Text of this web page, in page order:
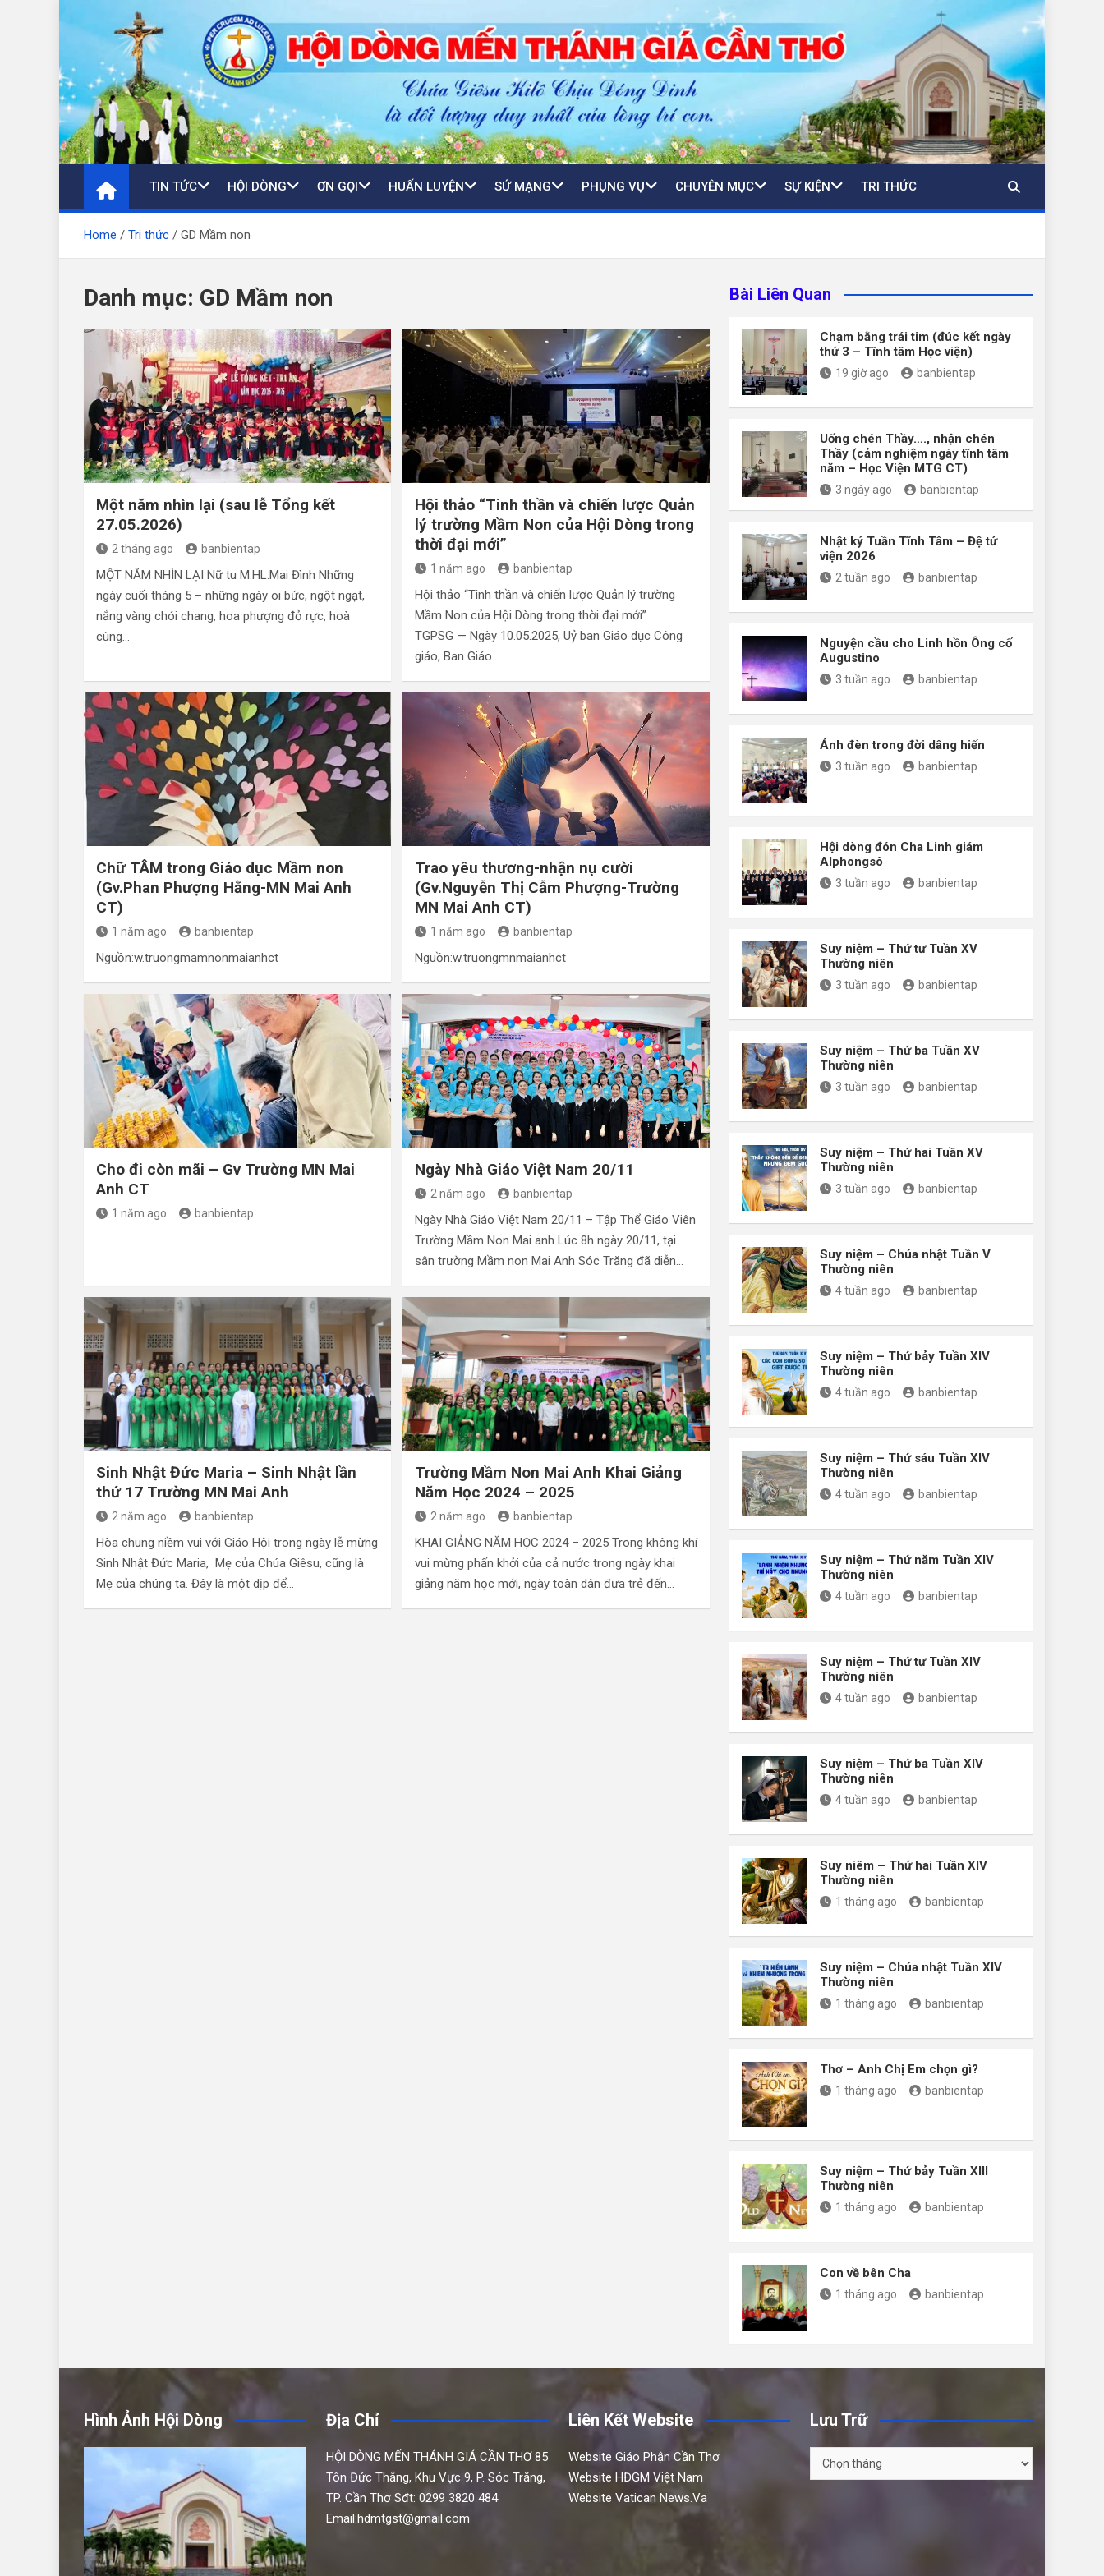
TIN TỨC HỘI DÒNG ƠN GỌI HUẤN LUYỆN SỨ MẠNG PHỤNG VỤ CHUYÊN MỤC SỰ KIỆN TRI THỨC
Home Tri thức GD Mầm non
Danh mục: GD Mầm non
Một năm nhìn lại (sau lễ Tổng kết
27.05.2026)
2 tháng ago banbientap
MỘT NĂM NHÌN LẠI Nữ tu M.HL.Mai Đình Những
ngày cuối tháng 5 – những ngày oi bức, ngột ngạt,
nắng vàng chói chang, hoa phượng đỏ rực, hoà
cùng…
Hội thảo “Tinh thần và chiến lược Quản
lý trường Mầm Non của Hội Dòng trong
thời đại mới”
1 năm ago banbientap
Hội thảo “Tinh thần và chiến lược Quản lý trường
Mầm Non của Hội Dòng trong thời đại mới”
TGPSG — Ngày 10.05.2025, Uỷ ban Giáo dục Công
giáo, Ban Giáo…
Chữ TÂM trong Giáo dục Mầm non
(Gv.Phan Phượng Hằng-MN Mai Anh
CT)
1 năm ago banbientap
Nguồn:w.truongmamnonmaianhct
Trao yêu thương-nhận nụ cười
(Gv.Nguyễn Thị Cẫm Phượng-Trường
MN Mai Anh CT)
1 năm ago banbientap
Nguồn:w.truongmnmaianhct
Cho đi còn mãi – Gv Trường MN Mai
Anh CT
1 năm ago banbientap
Ngày Nhà Giáo Việt Nam 20/11
2 năm ago banbientap
Ngày Nhà Giáo Việt Nam 20/11 – Tập Thể Giáo Viên
Trường Mầm Non Mai anh Lúc 8h ngày 20/11, tại
sân trường Mầm non Mai Anh Sóc Trăng đã diễn…
Sinh Nhật Đức Maria – Sinh Nhật lần
thứ 17 Trường MN Mai Anh
2 năm ago banbientap
Hòa chung niềm vui với Giáo Hội trong ngày lễ mừng
Sinh Nhật Đức Maria, Mẹ của Chúa Giêsu, cũng là
Mẹ của chúng ta. Đây là một dịp để…
Trường Mầm Non Mai Anh Khai Giảng
Năm Học 2024 – 2025
2 năm ago banbientap
KHAI GIẢNG NĂM HỌC 2024 – 2025 Trong không khí
vui mừng phấn khởi của cả nước trong ngày khai
giảng năm học mới, ngày toàn dân đưa trẻ đến…
Bài Liên Quan
Chạm bằng trái tim (đúc kết ngày
thứ 3 – Tĩnh tâm Học viện)
19 giờ ago banbientap
Uống chén Thầy…., nhận chén
Thầy (cảm nghiệm ngày tĩnh tâm
năm – Học Viện MTG CT)
3 ngày ago banbientap
Nhật ký Tuần Tĩnh Tâm – Đệ tử
viện 2026
2 tuần ago banbientap
Nguyện cầu cho Linh hồn Ông cố
Augustino
3 tuần ago banbientap
Ánh đèn trong đời dâng hiến
3 tuần ago banbientap
Hội dòng đón Cha Linh giám
Alphongsô
3 tuần ago banbientap
Suy niệm – Thứ tư Tuần XV
Thường niên
3 tuần ago banbientap
Suy niệm – Thứ ba Tuần XV
Thường niên
3 tuần ago banbientap
Suy niệm – Thứ hai Tuần XV
Thường niên
3 tuần ago banbientap
Suy niệm – Chúa nhật Tuần V
Thường niên
4 tuần ago banbientap
Suy niệm – Thứ bảy Tuần XIV
Thường niên
4 tuần ago banbientap
Suy niệm – Thứ sáu Tuần XIV
Thường niên
4 tuần ago banbientap
Suy niệm – Thứ năm Tuần XIV
Thường niên
4 tuần ago banbientap
Suy niệm – Thứ tư Tuần XIV
Thường niên
4 tuần ago banbientap
Suy niệm – Thứ ba Tuần XIV
Thường niên
4 tuần ago banbientap
Suy niêm – Thứ hai Tuần XIV
Thường niên
1 tháng ago banbientap
Suy niệm – Chúa nhật Tuần XIV
Thường niên
1 tháng ago banbientap
Thơ – Anh Chị Em chọn gì?
1 tháng ago banbientap
Suy niệm – Thứ bảy Tuần XIII
Thường niên
1 tháng ago banbientap
Con về bên Cha
1 tháng ago banbientap
Hình Ảnh Hội Dòng Địa Chỉ
HỘI DÒNG MẾN THÁNH GIÁ CẦN THƠ 85
Tôn Đức Thắng, Khu Vực 9, P. Sóc Trăng,
TP. Cần Thơ Sđt: 0299 3820 484
Email:hdmtgst@gmail.com
Liên Kết Website
Website Giáo Phận Cần Thơ
Website HĐGM Việt Nam
Website Vatican News.Va
Lưu Trữ
Lưu
Trữ